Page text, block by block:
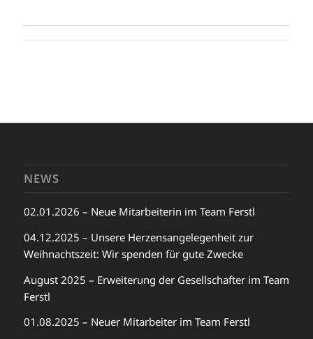
NEWS
02.01.2026 – Neue Mitarbeiterin im Team Ferstl
04.12.2025 – Unsere Herzensangelegenheit zur
Weihnachtszeit: Wir spenden für gute Zwecke
August 2025 – Erweiterung der Gesellschafter im Team
Ferstl
01.08.2025 – Neuer Mitarbeiter im Team Ferstl